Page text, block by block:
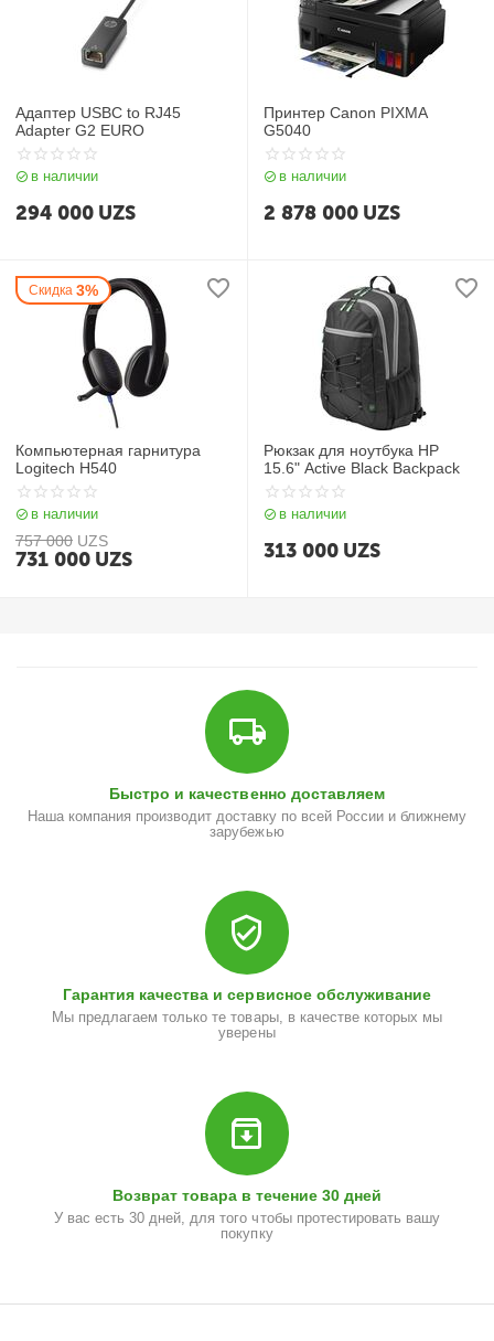
Адаптер USBC to RJ45
Adapter G2 EURO
в наличии
294 000 UZS
Принтер Canon PIXMA
G5040
в наличии
2 878 000 UZS
Скидка 3%
Компьютерная гарнитура
Logitech H540
в наличии
757 000 UZS
731 000 UZS
Рюкзак для ноутбука HP
15.6" Active Black Backpack
в наличии
313 000 UZS
Быстро и качественно доставляем
Наша компания производит доставку по всей России и ближнему
зарубежью
Гарантия качества и сервисное обслуживание
Мы предлагаем только те товары, в качестве которых мы
уверены
Возврат товара в течение 30 дней
У вас есть 30 дней, для того чтобы протестировать вашу
покупку